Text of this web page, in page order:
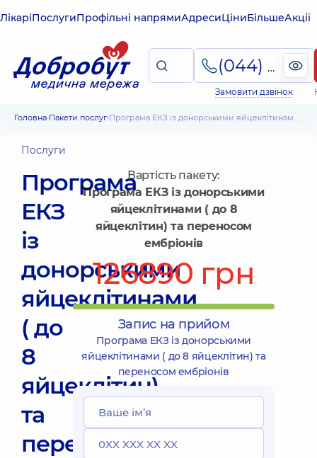
ЛікаріПослугиПрофільні напрямиАдресиЦіниБільшеАкції
(044) 495-2-888
Замовити дзвінок
Головна Пакети послуг Програма ЕКЗ із донорськими яйцеклітинами ( до 8 яйцеклітин) та переносом ембріонів
Послуги
Програма
ЕКЗ
із
донорськими
яйцеклітинами
( до
8
яйцеклітин)
та
переносом
Вартість пакету:
Програма ЕКЗ із донорськими
яйцеклітинами ( до 8
яйцеклітин) та переносом
ембріонів
126890 грн
Запис на прийом
Програма ЕКЗ із донорськими
яйцеклітинами ( до 8 яйцеклітин) та
переносом ембріонів